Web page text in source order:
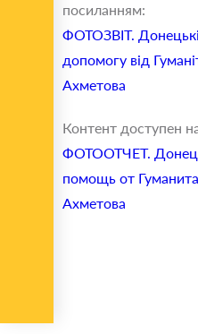
посиланням:
ФОТОЗВІТ.
допомогу від
Ахметова
Контент доступен
ФОТООТЧЕТ.
помощь от
Ахметова